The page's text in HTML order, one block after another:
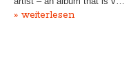
» weiterlesen